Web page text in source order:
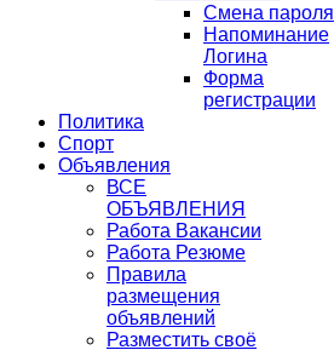
Смена пароля
Напоминание
Логина
Форма
регистрации
Политика
Спорт
Объявления
ВСЕ
ОБЪЯВЛЕНИЯ
Работа Вакансии
Работа Резюме
Правила
размещения
объявлений
Разместить своё